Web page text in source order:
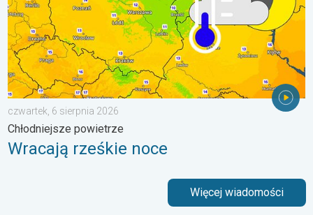
czwartek, 6 sierpnia 2026
Chłodniejsze powietrze
Wracają rześkie noce
Więcej wiadomości